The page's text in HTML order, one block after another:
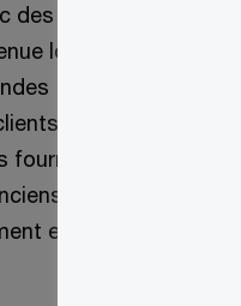
des
lourde et
Les
fournisseurs
systèmes,
entrepris un